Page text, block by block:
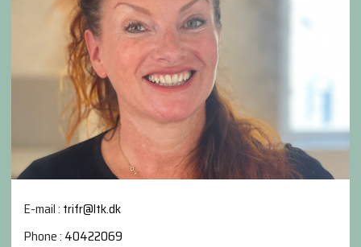
E-mail : trifr@ltk.dk
Phone : 40422069